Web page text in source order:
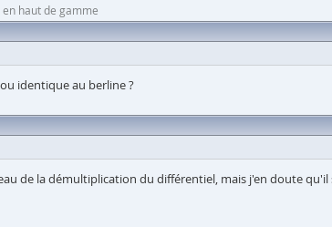
haut de gamme
identique au berline ?
de la démultiplication du différentiel, mais j'en doute